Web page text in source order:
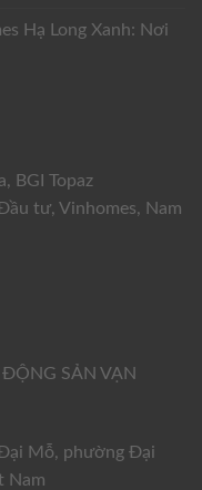
Hạ Long Xanh: Nơi
, BGI Topaz
tư, Vinhomes, Nam
SẢN VẠN
Mỗ, phường Đại
Nam